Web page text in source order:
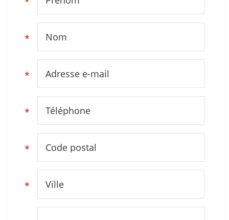
* Nom
* Adresse e-mail
* Téléphone
* Code postal
* Ville